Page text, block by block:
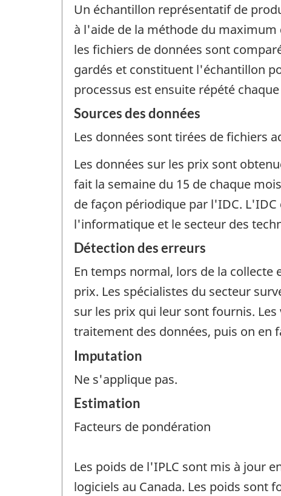
Un échantillon représentatif de
à l'aide de la méthode du maximum
les fichiers de données sont
gardés et constituent l'échantillon
processus est ensuite répété
Sources des données
Les données sont tirées de fichiers
Les données sur les prix sont
fait la semaine du 15 de chaque
de façon périodique par l'IDC.
l'informatique et le secteur des
Détection des erreurs
En temps normal, lors de la
prix. Les spécialistes du secteur
sur les prix qui leur sont fournis.
traitement des données, puis on en
Imputation
Ne s'applique pas.
Estimation
Facteurs de pondération
Les poids de l'IPLC sont mis à jour
logiciels au Canada. Les poids sont